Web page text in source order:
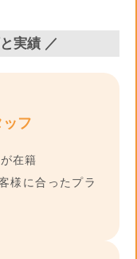
実績 ／
フ
在籍
様に合ったプラ